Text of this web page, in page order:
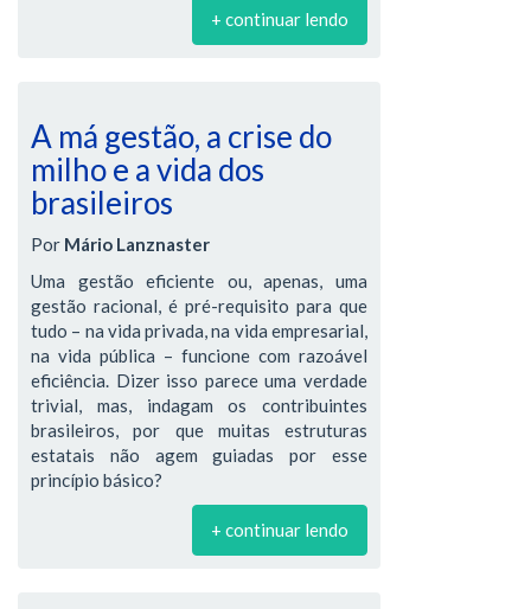
+ continuar lendo
A má gestão, a crise do
milho e a vida dos
brasileiros
Por Mário Lanznaster
Uma gestão eficiente ou, apenas, uma
gestão racional, é pré-requisito para que
tudo – na vida privada, na vida empresarial,
na vida pública – funcione com razoável
eficiência. Dizer isso parece uma verdade
trivial, mas, indagam os contribuintes
brasileiros, por que muitas estruturas
estatais não agem guiadas por esse
princípio básico?
+ continuar lendo